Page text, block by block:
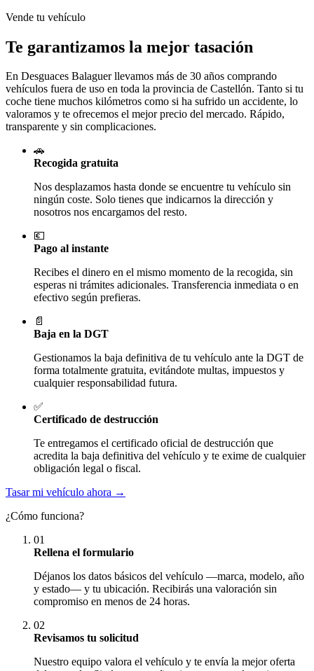
Vende tu vehículo
Te garantizamos la mejor tasación
En Desguaces Balaguerllevamos más de 30 años comprando
vehículos fuera de uso en toda la provincia de Castellón. Tanto si tu
coche tiene muchos kilómetros como si ha sufrido un accidente, lo
valoramos y te ofrecemos el mejor precio del mercado. Rápido,
transparente y sin complicaciones.
🚗
Recogida gratuita
Nos desplazamos hasta donde se encuentre tu vehículo sin
ningún coste. Solo tienes que indicarnos la dirección y
nosotros nos encargamos del resto.
💶
Pago al instante
Recibes el dinero en el mismo momento de la recogida, sin
esperas ni trámites adicionales. Transferencia inmediata o en
efectivo según prefieras.
📄
Baja en la DGT
Gestionamos la baja definitiva de tu vehículo ante la DGT de
forma totalmente gratuita, evitándote multas, impuestos y
cualquier responsabilidad futura.
✅
Certificado de destrucción
Te entregamos el certificado oficial de destrucción que
acredita la baja definitiva del vehículo y te exime de cualquier
obligación legal o fiscal.
Tasar mi vehículo ahora →
¿Cómo funciona?
01
Rellena el formulario
Déjanos los datos básicos del vehículo —marca, modelo, año
y estado— y tu ubicación. Recibirás una valoración sin
compromiso en menos de 24 horas.
02
Revisamos tu solicitud
Nuestro equipo valora el vehículo y te envía la mejor oferta